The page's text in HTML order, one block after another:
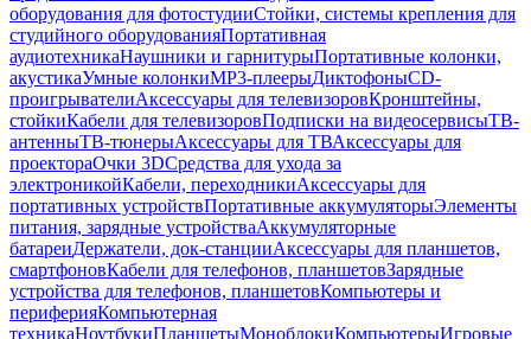
оборудования для фотостудииСтойки, системы крепления для
студийного оборудованияПортативная
аудиотехникаНаушники и гарнитурыПортативные колонки,
акустикаУмные колонкиMP3-плеерыДиктофоныCD-
проигрывателиАксессуары для телевизоровКронштейны,
стойкиКабели для телевизоровПодписки на видеосервисыТВ-
антенныТВ-тюнерыАксессуары для ТВАксессуары для
проектораОчки 3DСредства для ухода за
электроникойКабели, переходникиАксессуары для
портативных устройствПортативные аккумуляторыЭлементы
питания, зарядные устройстваАккумуляторные
батареиДержатели, док-станцииАксессуары для планшетов,
смартфоновКабели для телефонов, планшетовЗарядные
устройства для телефонов, планшетовКомпьютеры и
периферияКомпьютерная
техникаНоутбукиПланшетыМоноблокиКомпьютерыИгровые